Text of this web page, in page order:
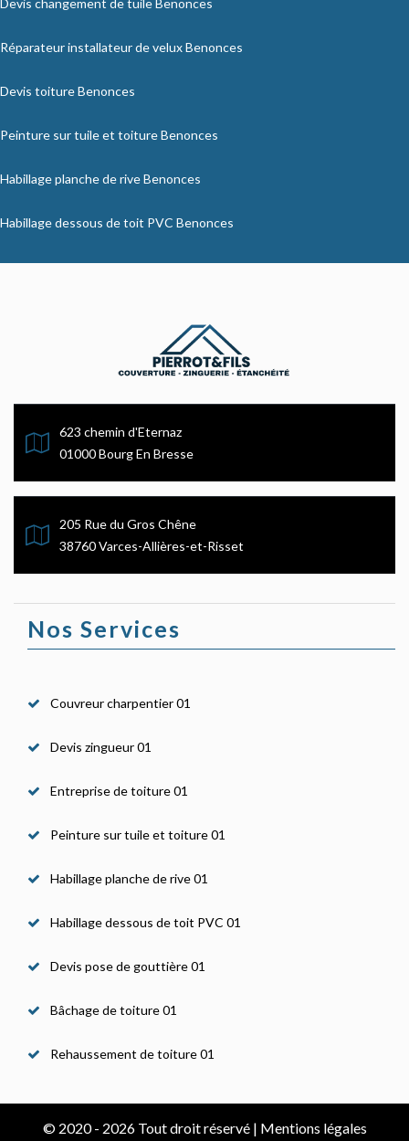
Devis changement de tuile Benonces
Réparateur installateur de velux Benonces
Devis toiture Benonces
Peinture sur tuile et toiture Benonces
Habillage planche de rive Benonces
Habillage dessous de toit PVC Benonces
623 chemin d'Eternaz
01000 Bourg En Bresse
205 Rue du Gros Chêne
38760 Varces-Allières-et-Risset
Nos Services
Couvreur charpentier 01
Devis zingueur 01
Entreprise de toiture 01
Peinture sur tuile et toiture 01
Habillage planche de rive 01
Habillage dessous de toit PVC 01
Devis pose de gouttière 01
Bâchage de toiture 01
Rehaussement de toiture 01
© 2020 - 2026 Tout droit réservé | Mentions légales